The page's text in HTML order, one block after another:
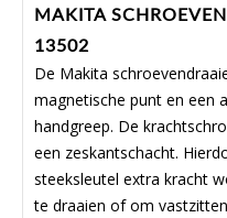
MAKITA
13502
De Makita
magnetische punt en een
handgreep. De
een zeskantschacht.
steeksleutel extra kracht
te draaien of om